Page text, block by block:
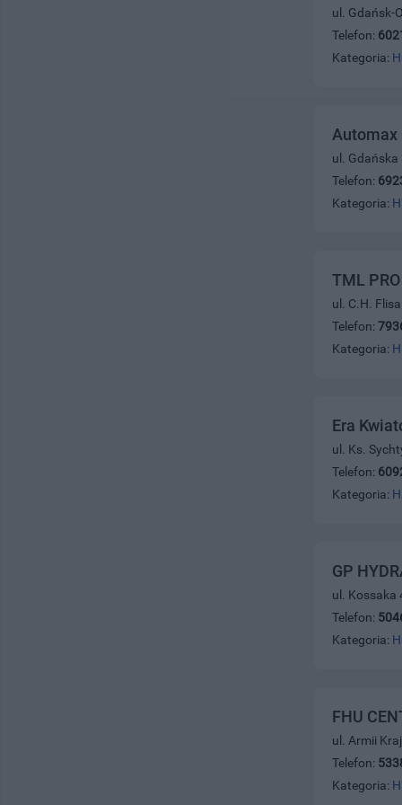
ul. Gdańsk-
Telefon:
Kategoria:
Automax
ul. Gdańska
Telefon:
Kategoria:
TML
ul. C.H.
Telefon:
Kategoria:
Era
ul. Ks.
Telefon:
Kategoria:
GP
ul. Kossaka
Telefon:
Kategoria:
FHU
ul. Armii
Telefon:
Kategoria: